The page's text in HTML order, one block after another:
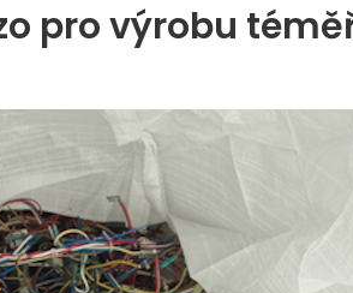
pro výrobu